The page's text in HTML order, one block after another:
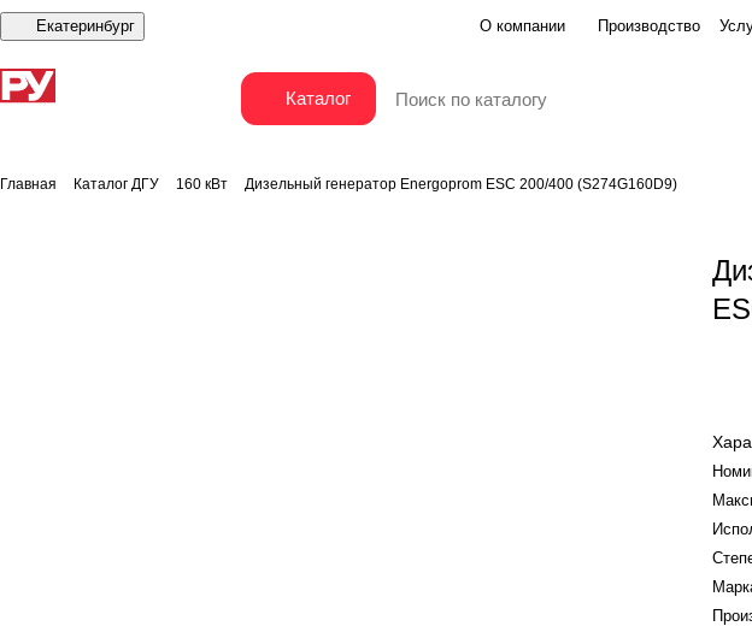
Екатеринбург О компании Производство
Каталог
Главная Каталог ДГУ 160 кВт Дизельный генератор Energoprom ESC 200/400 (S274G160D9)
Дизельный генератор Energoprom ESC 200/400 (S274G160D9)